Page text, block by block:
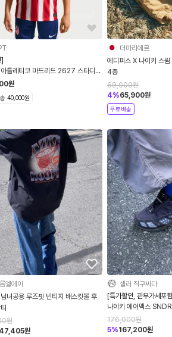
]
틀레티코 마드리드 2627 스타디움
카 빅 키즈 저지
원
40,000원
더마리에르
에디피스 X 나이키 스
4종
69,000원
4%65,900원
무료배송
엘에이
녀공용 루즈핏 빈티지 배스킷볼 후
원
원
셀러 직구싸다
[특가할인, 관부가세포
나이키 에어맥스
FZ2068-001
176,000원
5%167,200원